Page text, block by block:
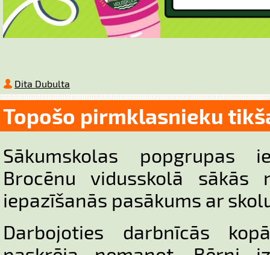
Dita Dubulta
Topošo pirmklasnieku
Sākumskolas popgrupas
Brocēnu vidusskolā sākās
iepazīšanās pasākums ar
Darbojoties darbnīcās